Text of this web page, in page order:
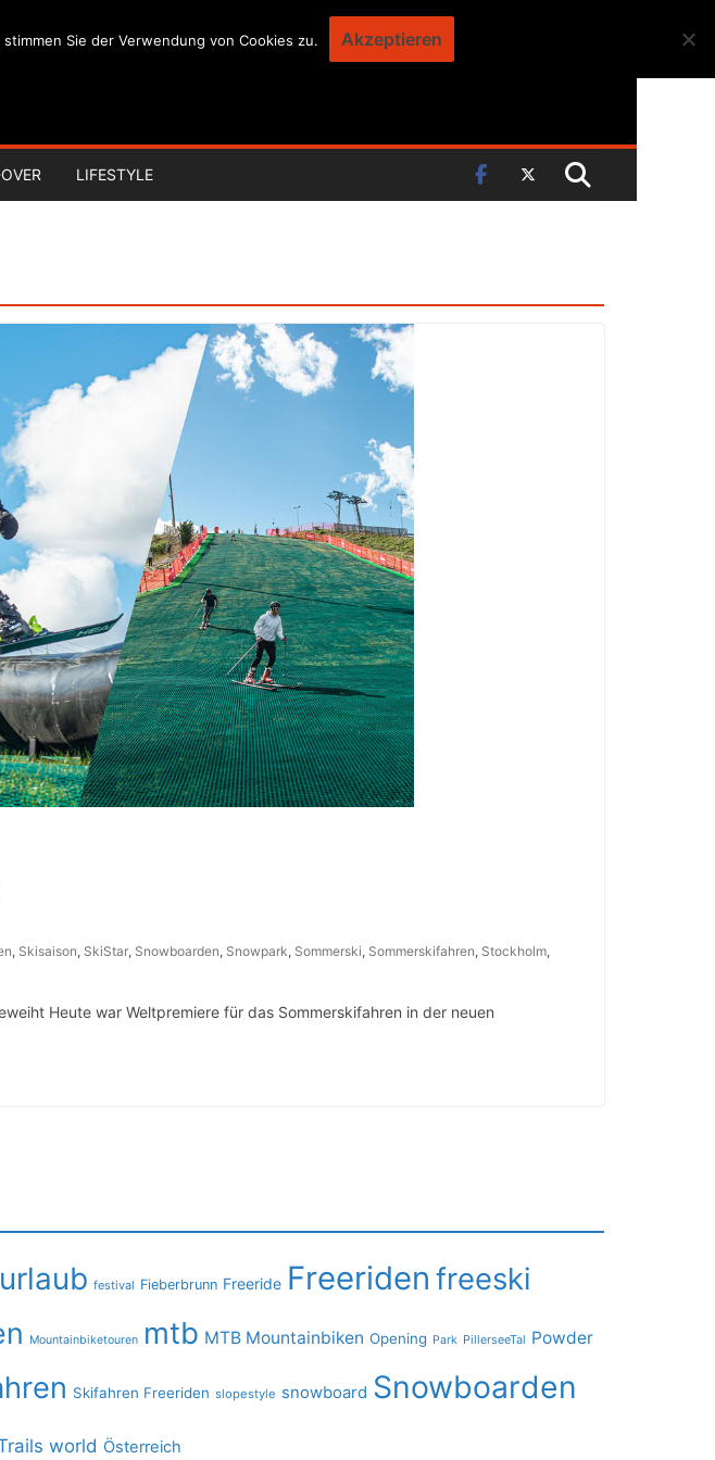
LIFESTYLE
, Skisaison, SkiStar, Snowboarden, Snowpark, Sommerski, Sommerskifahren, Stockholm,
Heute war Weltpremiere für das Sommerskifahren in der neuen
festival Fieberbrunn Freeride Freeriden freeski
Mountainbiketouren mtb MTB Mountainbiken Opening Park PillerseeTal Powder
Skifahren Freeriden slopestyle snowboard Snowboarden
world Österreich
Sie der Verwendung von Cookies zu. Akzeptieren